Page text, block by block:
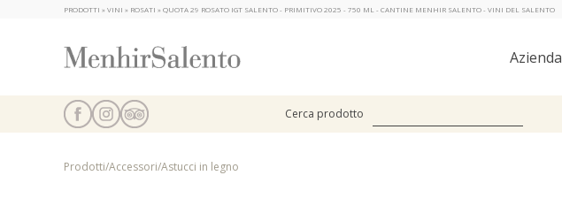
PRODOTTI » VINI » ROSATI » QUOTA 29 ROSATO IGT SALENTO - PRIMITIVO 2025 - 750 ML - CANTINE MENHIR SALENTO - VINI DEL SALENTO
Azienda
Cerca prodotto
Prodotti/Accessori/Astucci in legno